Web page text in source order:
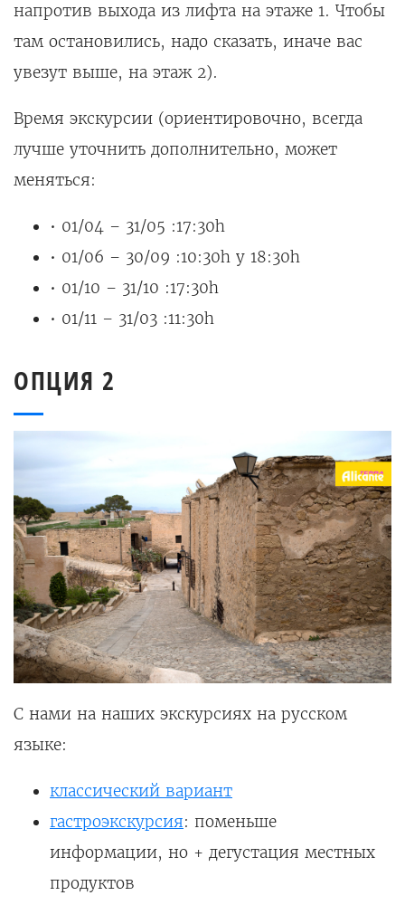
напротив выхода из лифта на этаже 1. Чтобы
там остановились, надо сказать, иначе вас
увезут выше, на этаж 2).
Время экскурсии (ориентировочно, всегда
лучше уточнить дополнительно, может
меняться:
• 01/04 – 31/05 :17:30h
• 01/06 – 30/09 :10:30h y 18:30h
• 01/10 – 31/10 :17:30h
• 01/11 – 31/03 :11:30h
ОПЦИЯ 2
С нами на наших экскурсиях на русском
языке:
классический вариант
гастроэкскурсия: поменьше
информации, но + дегустация местных
продуктов